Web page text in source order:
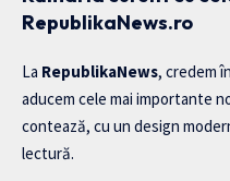
RepublikaNews.ro
La RepublikaNews, credem
aducem cele mai importante
contează, cu un design
lectură.